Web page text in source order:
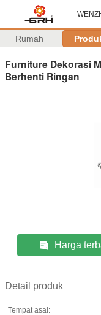
Rumah
Furniture Dekorasi
Berhenti Ringan
Harga
Detail produk
Tempat asal: